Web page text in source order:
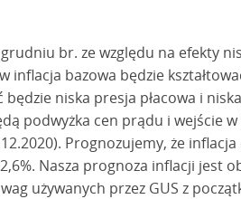
br. ze względu na efekty
inflacja bazowa będzie
niska presja płacowa i
podwyżka cen prądu i wejście
Prognozujemy, że inflacja
Nasza prognoza inflacji jest
używanych przez GUS z